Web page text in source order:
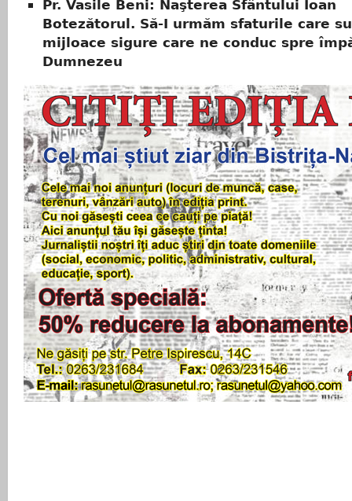
Pr. Vasile Beni: Naşterea Sfântului Ioan
Botezătorul. Să-I urmăm sfaturile care
mijloace sigure care ne conduc spre
Dumnezeu